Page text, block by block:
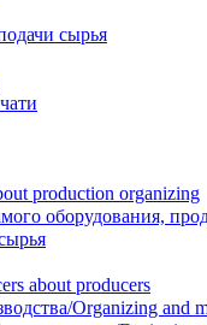
сырья
production organizing
оборудования,
about producers
Organizing and